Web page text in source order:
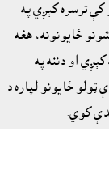
کې ترسره کېږي په
ځايونونه، هغه
او دننه په
ټولو ځايونو لپاره د
کوي.